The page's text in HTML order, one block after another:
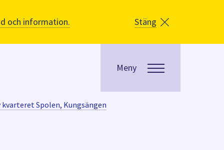
och information. Stäng
Meny
kvarteret Spolen, Kungsängen